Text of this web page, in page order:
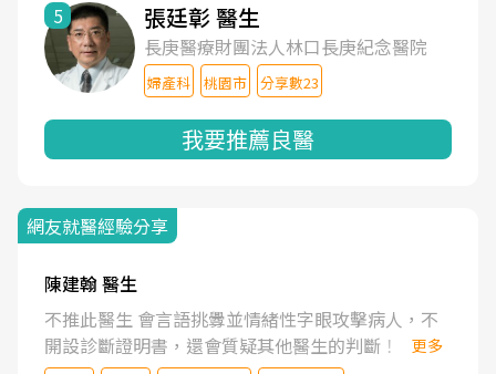
5 張廷彰 醫生
長庚醫療財團法人林口長庚紀念醫院
婦產科 桃園市 分享數23
我要推薦良醫
網友就醫經驗分享
陳建翰 醫生
不推此醫生 會言語挑釁並情緒性字眼攻擊病人，不
開設診斷證明書，還會質疑其他醫生的判斷！
更多